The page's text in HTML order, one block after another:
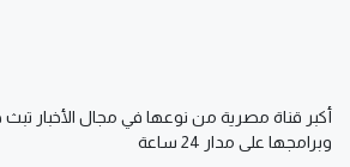
أكبر قناة مصرية من نوعها في مجال الأخبار تبث
وبرامجها على مدار 24 ساعة